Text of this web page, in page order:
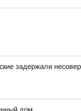
задержали